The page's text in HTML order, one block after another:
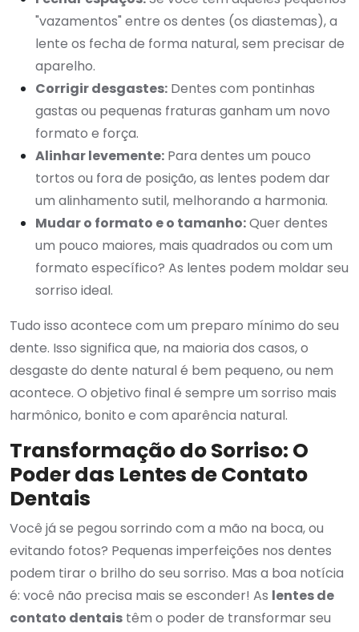
"vazamentos" entre os dentes (os diastemas), a
lente os fecha de forma natural, sem precisar de
aparelho.
Corrigir desgastes: Dentes com pontinhas
gastas ou pequenas fraturas ganham um novo
formato e força.
Alinhar levemente: Para dentes um pouco
tortos ou fora de posição, as lentes podem dar
um alinhamento sutil, melhorando a harmonia.
Mudar o formato e o tamanho:Quer dentes
um pouco maiores, mais quadrados ou com um
formato específico? As lentes podem moldar seu
sorriso ideal.
Tudo isso acontece com um preparo mínimo do seu
dente. Isso significa que, na maioria dos casos, o
desgaste do dente natural é bem pequeno, ou nem
acontece. O objetivo final é sempre um sorriso mais
harmônico, bonito e com aparência natural.
Transformação do Sorriso: O
Poder das Lentes de Contato
Dentais
Você já se pegou sorrindo com a mão na boca, ou
evitando fotos? Pequenas imperfeições nos dentes
podem tirar o brilho do seu sorriso. Mas a boa notícia
é: você não precisa mais se esconder! As lentes de
contato dentais têm o poder de transformar seu